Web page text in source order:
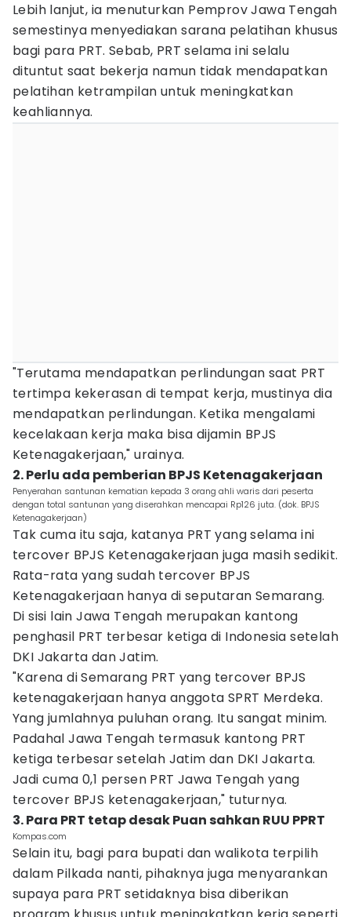
Lebih lanjut, ia menuturkan Pemprov Jawa Tengah
semestinya menyediakan sarana pelatihan khusus
bagi para PRT. Sebab, PRT selama ini selalu
dituntut saat bekerja namun tidak mendapatkan
pelatihan ketrampilan untuk meningkatkan
keahliannya.
"Terutama mendapatkan perlindungan saat PRT
tertimpa kekerasan di tempat kerja, mustinya dia
mendapatkan perlindungan. Ketika mengalami
kecelakaan kerja maka bisa dijamin BPJS
Ketenagakerjaan," urainya.
2. Perlu ada pemberian BPJS Ketenagakerjaan
Penyerahan santunan kematian kepada 3 orang ahli waris dari peserta
dengan total santunan yang diserahkan mencapai Rp126 juta. (dok. BPJS
Ketenagakerjaan)
Tak cuma itu saja, katanya PRT yang selama ini
tercover BPJS Ketenagakerjaan juga masih sedikit.
Rata-rata yang sudah tercover BPJS
Ketenagakerjaan hanya di seputaran Semarang.
Di sisi lain Jawa Tengah merupakan kantong
penghasil PRT terbesar ketiga di Indonesia setelah
DKI Jakarta dan Jatim.
"Karena di Semarang PRT yang tercover BPJS
ketenagakerjaan hanya anggota SPRT Merdeka.
Yang jumlahnya puluhan orang. Itu sangat minim.
Padahal Jawa Tengah termasuk kantong PRT
ketiga terbesar setelah Jatim dan DKI Jakarta.
Jadi cuma 0,1 persen PRT Jawa Tengah yang
tercover BPJS ketenagakerjaan," tuturnya.
3. Para PRT tetap desak Puan sahkan RUU PPRT
Kompas.com
Selain itu, bagi para bupati dan walikota terpilih
dalam Pilkada nanti, pihaknya juga menyarankan
supaya para PRT setidaknya bisa diberikan